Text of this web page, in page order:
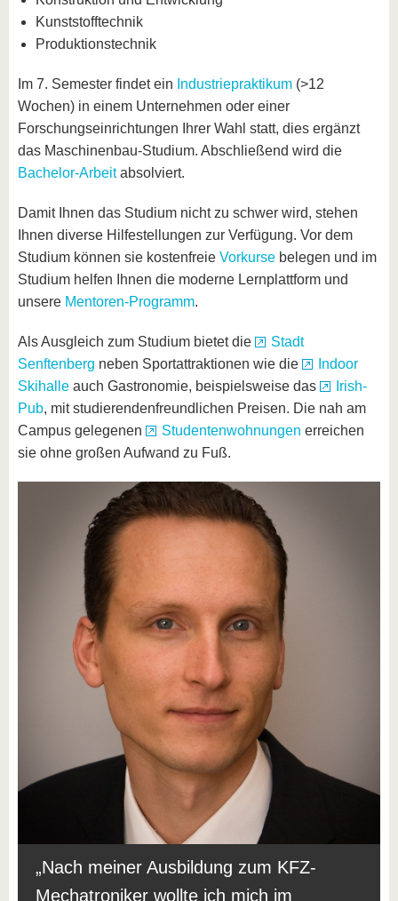
Kunststofftechnik
Produktionstechnik
Im 7. Semester findet ein Industriepraktikum (>12
Wochen) in einem Unternehmen oder einer
Forschungseinrichtungen Ihrer Wahl statt, dies ergänzt
das Maschinenbau-Studium. Abschließend wird die
Bachelor-Arbeitabsolviert.
Damit Ihnen das Studium nicht zu schwer wird, stehen
Ihnen diverse Hilfestellungen zur Verfügung. Vor dem
Studium können sie kostenfreie Vorkurse belegen und im
Studium helfen Ihnen die moderne Lernplattform und
unsere Mentoren-Programm.
Als Ausgleich zum Studium bietet die
Stadt
Senftenberg neben Sportattraktionen wie die
Indoor
Skihalle auch Gastronomie, beispielsweise das
Irish-
Pub, mit studierendenfreundlichen Preisen. Die nah am
Campus gelegenen
Studentenwohnungen erreichen
sie ohne großen Aufwand zu Fuß.
Nach meiner Ausbildung zum KFZ-
Mechatroniker wollte ich mich im